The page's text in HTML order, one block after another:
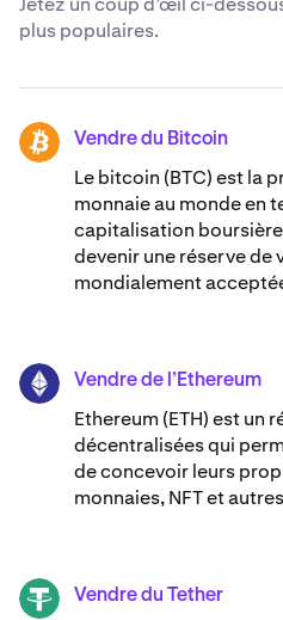
plus populaires.
BTC Vendre du Bitcoin
Le bitcoin (BTC) est la
monnaie au monde en
capitalisation
devenir une réserve de
mondialement
ETH Vendre de l’Ethereum
Ethereum (ETH) est un
décentralisées qui
de concevoir leurs
monnaies, NFT et
USDT Vendre du Tether